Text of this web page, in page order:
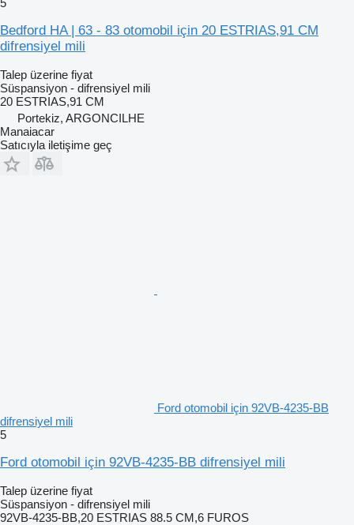
Bedford HA | 63 - 83 otomobil için 20 ESTRIAS,91 CM
difrensiyel mili
Talep üzerine fiyat
Süspansiyon - difrensiyel mili
20 ESTRIAS,91 CM
Portekiz, ARGONCILHE
Manaiacar
Satıcıyla iletişime geç
Ford otomobil için 92VB-4235-BB
difrensiyel mili
5
Ford otomobil için 92VB-4235-BB difrensiyel mili
Talep üzerine fiyat
Süspansiyon - difrensiyel mili
92VB-4235-BB,20 ESTRIAS 88.5 CM,6 FUROS